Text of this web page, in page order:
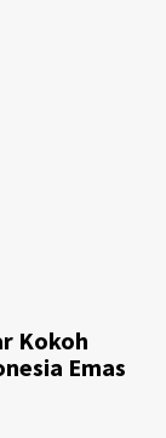
Kokoh
Emas